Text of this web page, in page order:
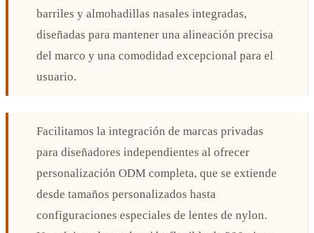
barriles y almohadillas nasales integradas,
diseñadas para mantener una alineación precisa
del marco y una comodidad excepcional para el
usuario.
Facilitamos la integración de marcas privadas
para diseñadores independientes al ofrecer
personalización ODM completa, que se extiende
desde tamaños personalizados hasta
configuraciones especiales de lentes de nylon.